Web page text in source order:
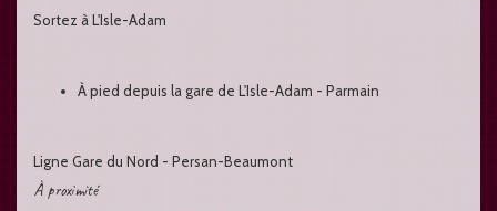
Sortez à L'Isle-Adam
À pied depuis la gare de L'Isle-Adam - Parmain
Ligne Gare du Nord - Persan-Beaumont
À proximité